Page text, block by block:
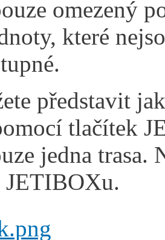
omezený
které
představit
tlačítek
jedna trasa.